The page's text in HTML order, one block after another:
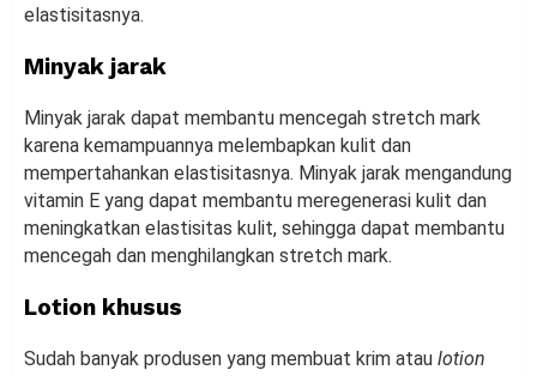
elastisitasnya.
Minyak jarak
Minyak jarak dapat membantu mencegah stretch mark
karena kemampuannya melembapkan kulit dan
mempertahankan elastisitasnya. Minyak jarak mengandung
vitamin E yang dapat membantu meregenerasi kulit dan
meningkatkan elastisitas kulit, sehingga dapat membantu
mencegah dan menghilangkan stretch mark.
Lotion khusus
Sudah banyak produsen yang membuat krim atau lotion